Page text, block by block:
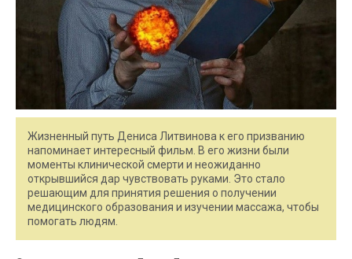
Жизненный путь Дениса Литвинова к его призванию
напоминает интересный фильм. В его жизни были
моменты клинической смерти и неожиданно
открывшийся дар чувствовать руками. Это стало
решающим для принятия решения о получении
медицинского образования и изучении массажа, чтобы
помогать людям.